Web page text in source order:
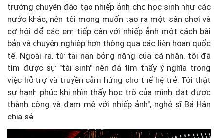
trường chuyên đào tạo nhiếp ảnh cho học sinh như các
nước khác, nên tôi mong muốn tạo ra một sân chơi và
cơ hội để các em tiếp cận với nhiếp ảnh một cách bài
bản và chuyên nghiệp hơn thông qua các liên hoan quốc
tế. Ngoài ra, từ tai nạn bỏng nặng của cá nhân, tôi đã
tìm được sự "tái sinh" nên đã tìm thấy ý nghĩa trong
việc hỗ trợ và truyền cảm hứng cho thế hệ trẻ. Tôi thật
sự hạnh phúc khi nhìn thấy học trò của mình đạt được
thành công và đam mê với nhiếp ảnh", nghệ sĩ Bá Hân
chia sẻ.